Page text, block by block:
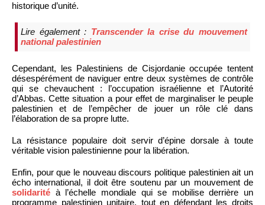
historique d’unité.
Lire également : Transcender la crise du mouvement
national palestinien
Cependant, les Palestiniens de Cisjordanie occupée tentent
désespérément de naviguer entre deux systèmes de contrôle
qui se chevauchent : l’occupation israélienne et l’Autorité
d’Abbas. Cette situation a pour effet de marginaliser le peuple
palestinien et de l’empêcher de jouer un rôle clé dans
l’élaboration de sa propre lutte.
La résistance populaire doit servir d’épine dorsale à toute
véritable vision palestinienne pour la libération.
Enfin, pour que le nouveau discours politique palestinien ait un
écho international, il doit être soutenu par un mouvement de
solidarité à l’échelle mondiale qui se mobilise derrière un
programme palestinien unitaire, tout en défendant les droits